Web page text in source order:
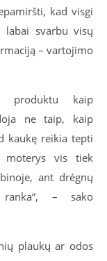
kad visgi
svarbu visų
– vartojimo
produktu kaip
ne taip, kaip
kaukę reikia tepti
moterys vis tiek
ant drėgnų
– sako
plaukų ar odos